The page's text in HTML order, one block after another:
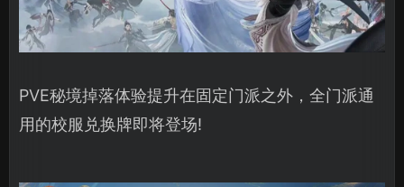
PVE秘境掉落体验提升在固定门派之外，全门派通
用的校服兑换牌即将登场!